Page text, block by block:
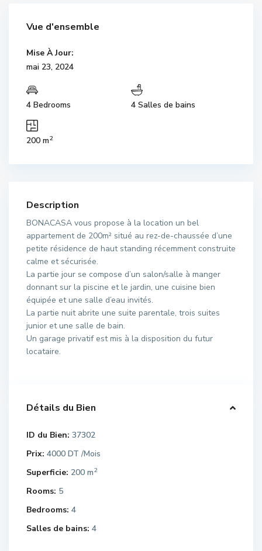
Vue d'ensemble
Mise À Jour:
mai 23, 2024
4 Bedrooms 4 Salles de bains
200 m2
Description
BONACASA vous propose à la location un bel
appartement de 200m² situé au rez-de-chaussée d’une
petite résidence de haut standing récemment construite
calme et sécurisée.
La partie jour se compose d’un salon/salle à manger
donnant sur la piscine et le jardin, une cuisine bien
équipée et une salle d’eau invités.
La partie nuit abrite une suite parentale, trois suites
junior et une salle de bain.
Un garage privatif est mis à la disposition du futur
locataire.
Détails du Bien
ID du Bien: 37302
Prix: 4000 DT /Mois
Superficie: 200 m2
Rooms: 5
Bedrooms: 4
Salles de bains: 4